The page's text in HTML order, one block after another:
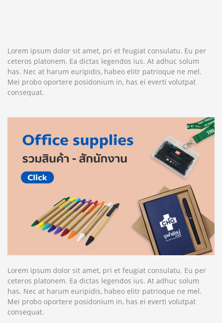
Lorem ipsum dolor sit amet, pri et feugiat consulatu. Eu per
ceteros platonem. Ea dictas legendos ius. At adhuc solum
has. Nec at harum euripidis, habeo elitr patrioque ne mel.
Mei probo oportere posidonium in, has ei everti volutpat
consequat.
Lorem ipsum dolor sit amet, pri et feugiat consulatu. Eu per
ceteros platonem. Ea dictas legendos ius. At adhuc solum
has. Nec at harum euripidis, habeo elitr patrioque ne mel.
Mei probo oportere posidonium in, has ei everti volutpat
consequat.